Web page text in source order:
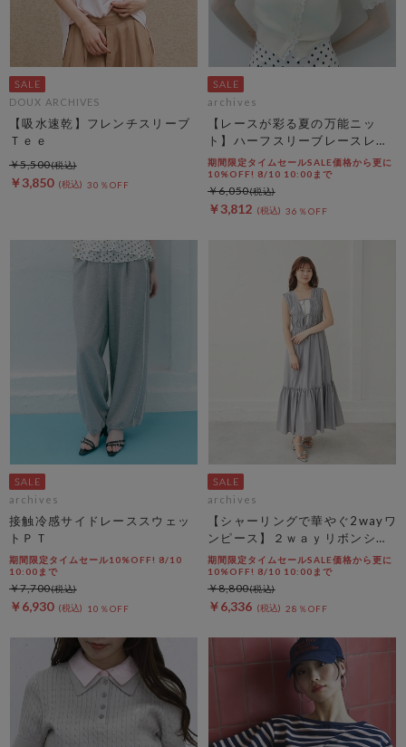
DOUX ARCHIVES
【吸水速乾】フレンチスリーブ
Ｔｅｅ
￥3,850 30％OFF
￥5,500
archives
【レースが彩る夏の万能ニッ
ト】ハーフスリーブレースレイ
ヤードニットカーディガン
期間限定タイムセールSALE価格から更に
10%OFF! 8/10 10:00まで
￥3,812 36％OFF
￥6,050
archives
接触冷感サイドレーススウェッ
トＰＴ
期間限定タイムセール10%OFF! 8/10
10:00まで
￥6,930 10％OFF
￥7,700
archives
【シャーリングで華やぐ2wayワ
ンピース】２ｗａｙリボンシャ
ーリングノースリワンピース
期間限定タイムセールSALE価格から更に
10%OFF! 8/10 10:00まで
￥6,336 28％OFF
￥8,800